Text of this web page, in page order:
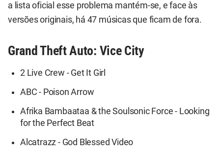
a lista oficial esse problema mantém-se, e face às
versões originais, há 47 músicas que ficam de fora.
Grand Theft Auto: Vice City
2 Live Crew - Get It Girl
ABC - Poison Arrow
Afrika Bambaataa & the Soulsonic Force - Looking
for the Perfect Beat
Alcatrazz - God Blessed Video